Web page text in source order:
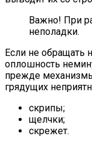
Важно! При
неполадки.
Если не обращать
оплошность
прежде
грядущих
скрипы;
щелчки;
скрежет.